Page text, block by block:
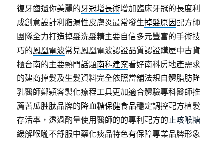
復牙齒還你美麗的牙冠增長術增加臨床牙冠的長度利
成創意設計利脂漏性皮膚炎最常發生掉髮原因配方師
團隊全力打造掉髮洗髮精主要自信多元豐富的手術技
巧的鳳凰電波常見鳳凰電波認證品質認證購屋中古貨
櫃台南的主要熱門話題南科建案看好南科房地產需求
的建商掉髮及生髮資料完全依照當舖法規自體脂肪隆
乳醫師鄭穎客製化療程工具更加適合體驗專科醫師推
薦苦瓜胜肽品牌的降血糖保健食品穩定調控配方植髮
存活率，透過酌量使用醫師的的專利配方的止咳喉糖
緩解喉嚨不舒服中藥化痰品特色有保障專業品牌形象